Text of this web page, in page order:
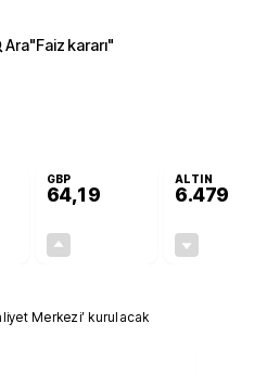
Ara"Faiz kararı"
GBP
64,19
ALTIN
6.479
Merkezi’ kurulacak